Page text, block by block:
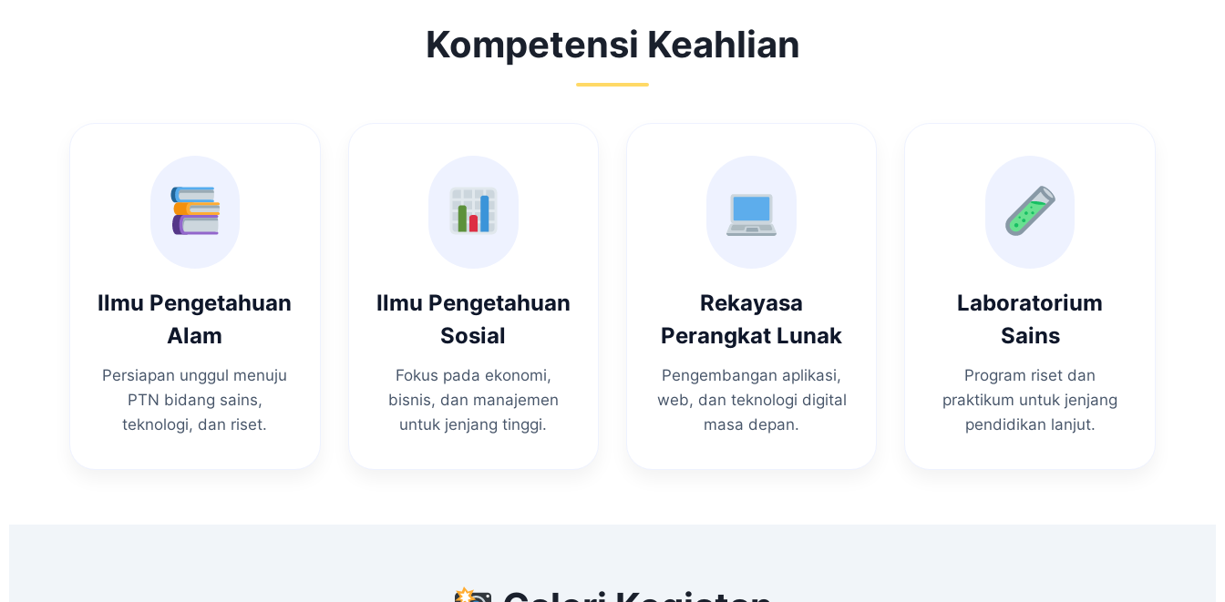
Kompetensi Keahlian
Ilmu Pengetahuan
Alam
Persiapan unggul menuju
PTN bidang sains,
teknologi, dan riset.
Ilmu Pengetahuan
Sosial
Fokus pada ekonomi,
bisnis, dan manajemen
untuk jenjang tinggi.
Rekayasa
Perangkat Lunak
Pengembangan aplikasi,
web, dan teknologi digital
masa depan.
Laboratorium
Sains
Program riset dan
praktikum untuk jenjang
pendidikan lanjut.